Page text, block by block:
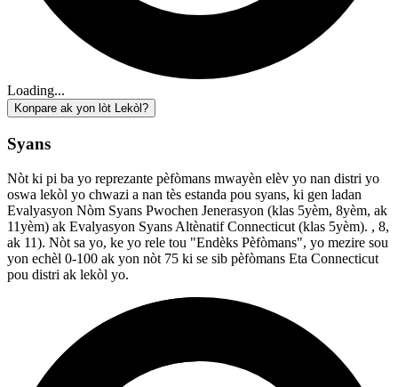
Loading...
Konpare ak yon lòt Lekòl?
Syans
Nòt ki pi ba yo reprezante pèfòmans mwayèn elèv yo nan distri yo
oswa lekòl yo chwazi a nan tès estanda pou syans, ki gen ladan
Evalyasyon Nòm Syans Pwochen Jenerasyon (klas 5yèm, 8yèm, ak
11yèm) ak Evalyasyon Syans Altènatif Connecticut (klas 5yèm). , 8,
ak 11). Nòt sa yo, ke yo rele tou "Endèks Pèfòmans", yo mezire sou
yon echèl 0-100 ak yon nòt 75 ki se sib pèfòmans Eta Connecticut
pou distri ak lekòl yo.